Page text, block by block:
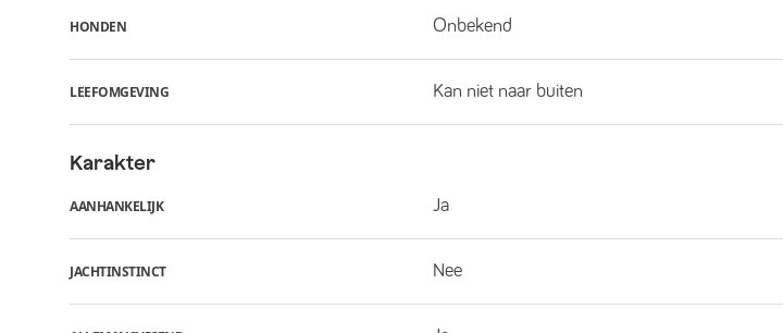
HONDEN Onbekend
LEEFOMGEVING Kan niet naar buiten
Karakter
AANHANKELIJK Ja
JACHTINSTINCT Nee